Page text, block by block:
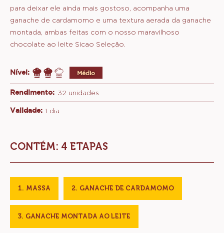
para deixar ele ainda mais gostoso, acompanha uma
ganache de cardamomo e uma textura aerada da ganache
montada, ambas feitas com o nosso maravilhoso
chocolate ao leite Sicao Seleção.
Nível: Médio
Rendimento: 32 unidades
Validade: 1 dia
CONTÉM: 4 ETAPAS
MASSA GANACHE DE CARDAMOMO
GANACHE MONTADA AO LEITE